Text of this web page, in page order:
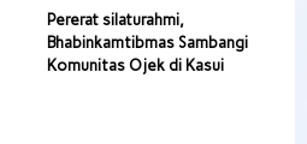
Pererat silaturahmi,
Bhabinkamtibmas Sambangi
Komunitas Ojek di Kasui